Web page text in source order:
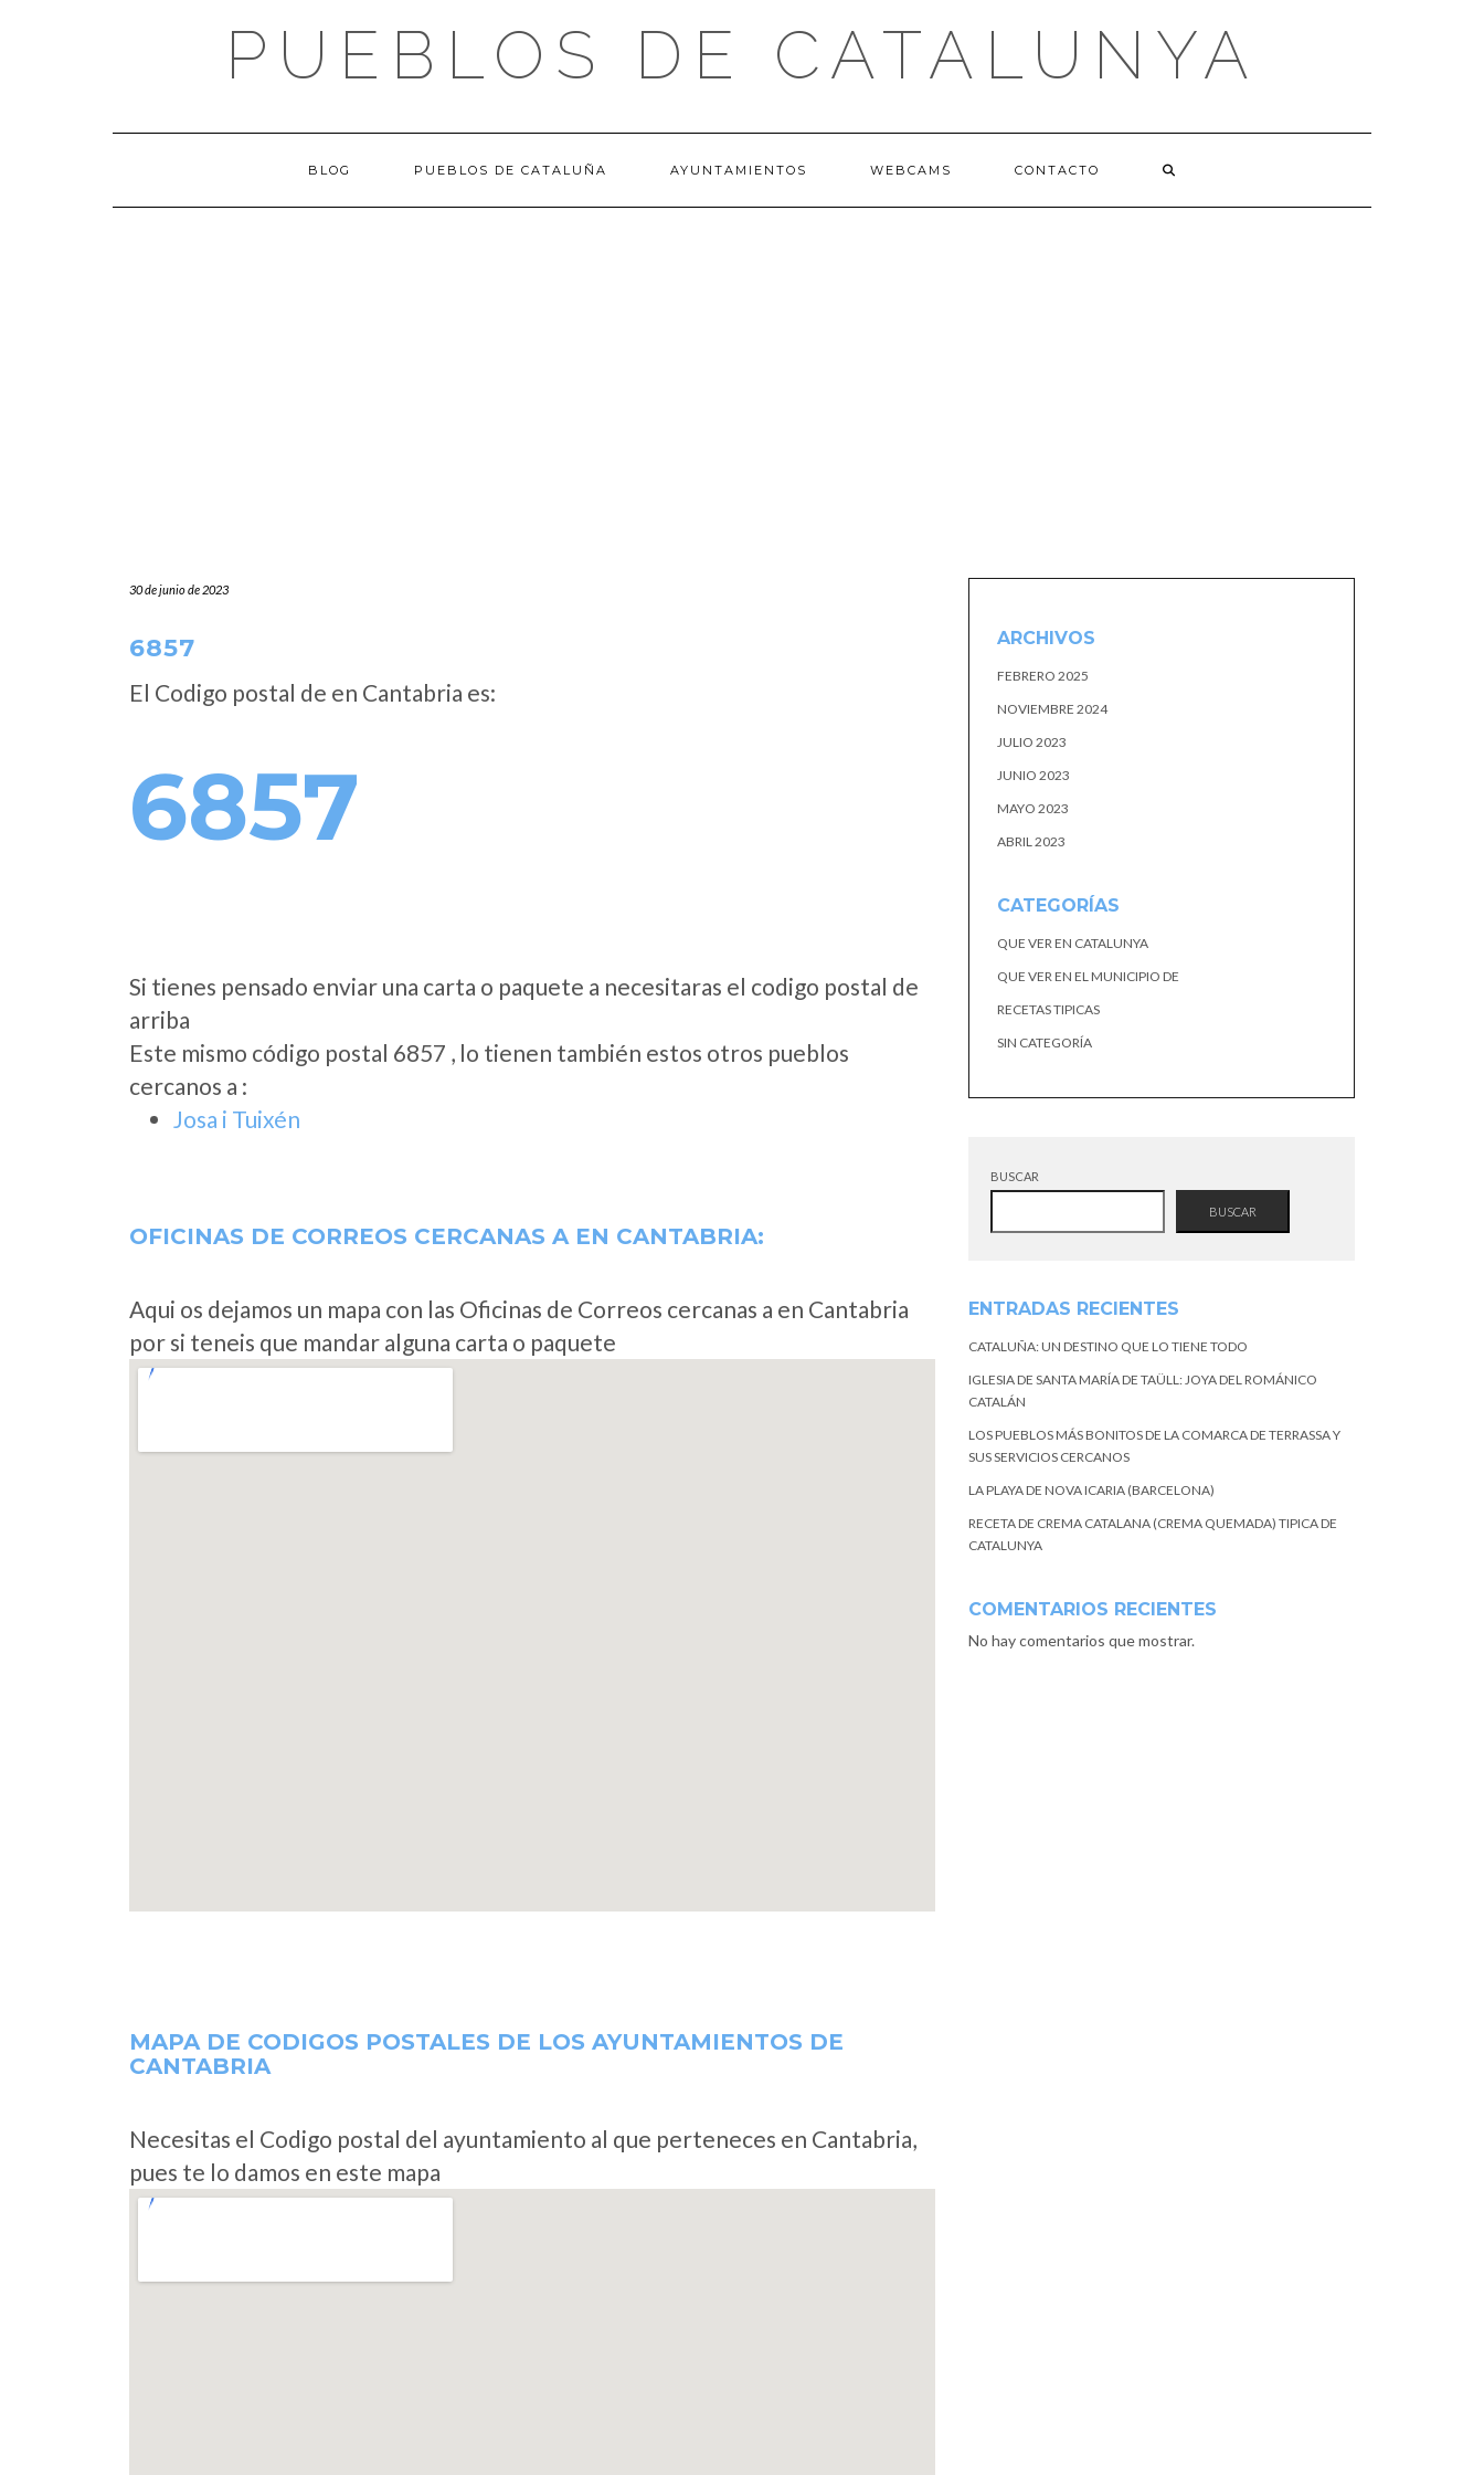
PUEBLOS DE CATALUNYA
BLOG PUEBLOS DE CATALUÑA AYUNTAMIENTOS WEBCAMS CONTACTO
30 de junio de 2023
6857
El Codigo postal de en Cantabria es:
6857
Si tienes pensado enviar una carta o paquete a necesitaras el codigo postal de
arriba
Este mismo código postal 6857 , lo tienen también estos otros pueblos
cercanos a :
Josa i Tuixén
OFICINAS DE CORREOS CERCANAS A EN CANTABRIA:
Aqui os dejamos un mapa con las Oficinas de Correos cercanas a en Cantabria
por si teneis que mandar alguna carta o paquete
MAPA DE CODIGOS POSTALES DE LOS AYUNTAMIENTOS DE
CANTABRIA
Necesitas el Codigo postal del ayuntamiento al que perteneces en Cantabria,
pues te lo damos en este mapa
ARCHIVOS
FEBRERO 2025
NOVIEMBRE 2024
JULIO 2023
JUNIO 2023
MAYO 2023
ABRIL 2023
CATEGORÍAS
QUE VER EN CATALUNYA
QUE VER EN EL MUNICIPIO DE
RECETAS TIPICAS
SIN CATEGORÍA
BUSCAR
BUSCAR
ENTRADAS RECIENTES
CATALUÑA: UN DESTINO QUE LO TIENE TODO
IGLESIA DE SANTA MARÍA DE TAÜLL: JOYA DEL ROMÁNICO
CATALÁN
LOS PUEBLOS MÁS BONITOS DE LA COMARCA DE TERRASSA Y
SUS SERVICIOS CERCANOS
LA PLAYA DE NOVA ICARIA (BARCELONA)
RECETA DE CREMA CATALANA (CREMA QUEMADA) TIPICA DE
CATALUNYA
COMENTARIOS RECIENTES
No hay comentarios que mostrar.